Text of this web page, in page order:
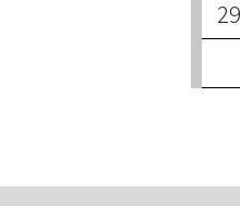
29